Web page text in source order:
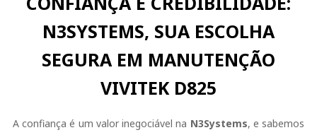
N3SYSTEMS, SUA ESCOLHA
SEGURA EM MANUTENÇÃO
VIVITEK D825
A confiança é um valor inegociável na N3Systems, e sabemos